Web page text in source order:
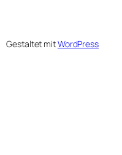
Gestaltet mitWordPress